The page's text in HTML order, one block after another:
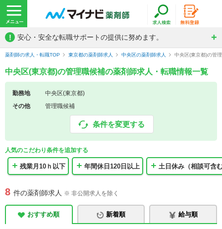
! 安心・安全な転職サポートの提供に努めます。
薬剤師の求人・転職TOP 東京都の薬剤師求人 中央区の薬剤師求人 中央区(東京都)の管
中央区(東京都)の管理職候補の薬剤師求人・転職情報一覧
勤務地
中央区(東京都)
その他
管理職候補
条件を変更する
人気のこだわり条件を追加する
残業月10ｈ以下 年間休日120日以上 土日休み（相談可含
8 件の薬剤師求人 ※ 非公開求人を除く
おすすめ順 新着順 給与順